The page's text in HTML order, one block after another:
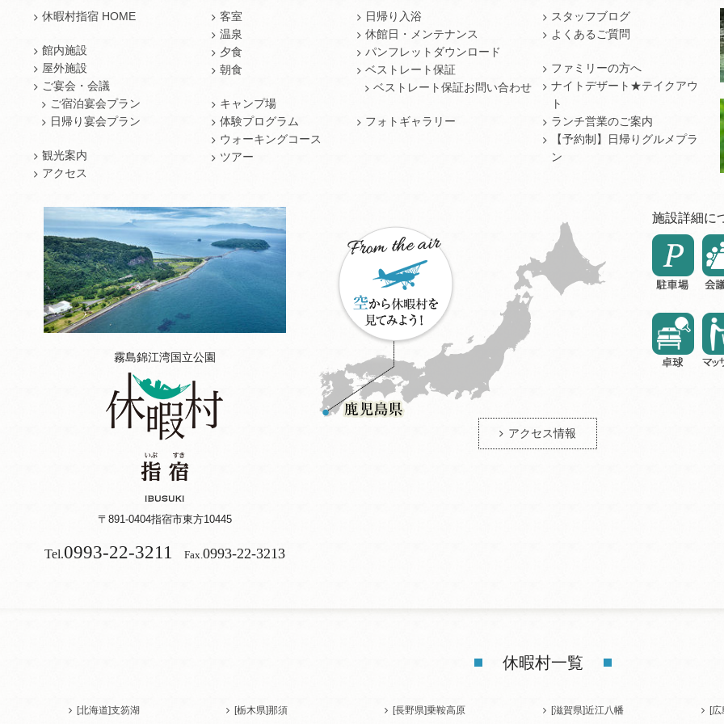
休暇村指宿 HOME
館内施設
屋外施設
ご宴会・会議
ご宿泊宴会プラン
日帰り宴会プラン
観光案内
アクセス
客室
温泉
夕食
朝食
キャンプ場
体験プログラム
ウォーキングコース
ツアー
日帰り入浴
休館日・メンテナンス
パンフレットダウンロード
ベストレート保証
ベストレート保証お問い合わせ
フォトギャラリー
スタッフブログ
よくあるご質問
ファミリーの方へ
ナイトデザート★テイクアウ
ト
ランチ営業のご案内
【予約制】日帰りグルメプラ
ン
霧島錦江湾国立公園
〒891-0404指宿市東方10445
Tel.0993-22-3211 Fax. 0993-22-3213
アクセス情報
施設詳細に
休暇村一覧
[北海道]支笏湖 [栃木県]那須 [長野県]乗鞍高原 [滋賀県]近江八幡 [広